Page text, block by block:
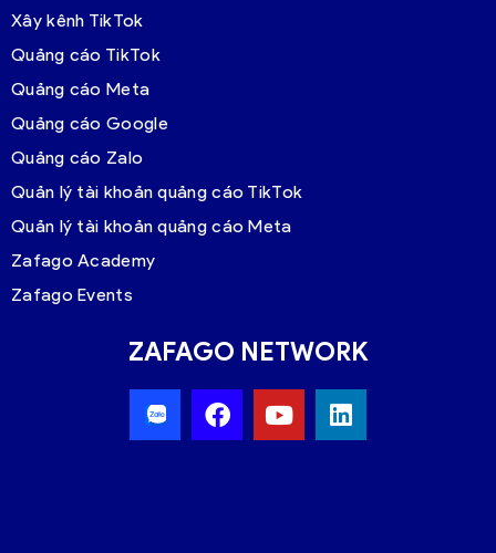
Xây kênh TikTok
Quảng cáo TikTok
Quảng cáo Meta
Quảng cáo Google
Quảng cáo Zalo
Quản lý tài khoản quảng cáo TikTok
Quản lý tài khoản quảng cáo Meta
Zafago Academy
Zafago Events
ZAFAGO NETWORK